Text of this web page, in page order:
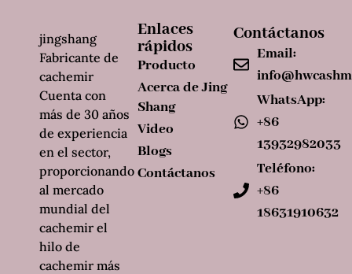
Enlaces
rápidos
Producto
Acerca de Jing
Shang
Video
Blogs
Contáctanos
Contáctanos
Email:
WhatsApp:
+86
13932982033
Teléfono:
+86
18631910632
jingshang
Fabricante de
cachemir
Cuenta con
más de 30 años
de experiencia
en el sector,
proporcionando
al mercado
mundial del
cachemir el
hilo de
cachemir más